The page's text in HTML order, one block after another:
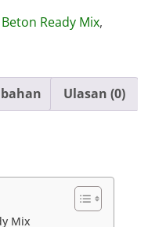
Beton Ready Mix,
Ulasan (0)
Mix